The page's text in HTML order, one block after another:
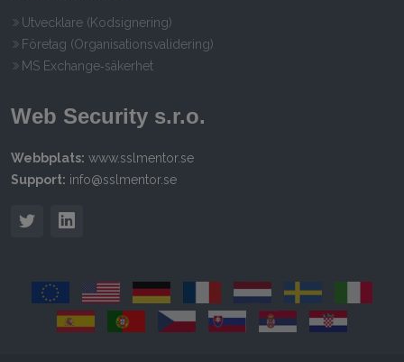
Utvecklare (Kodsignering)
Företag (Organisationsvalidering)
MS Exchange‑säkerhet
Web Security s.r.o.
Webbplats: www.sslmentor.se
Support: info@sslmentor.se